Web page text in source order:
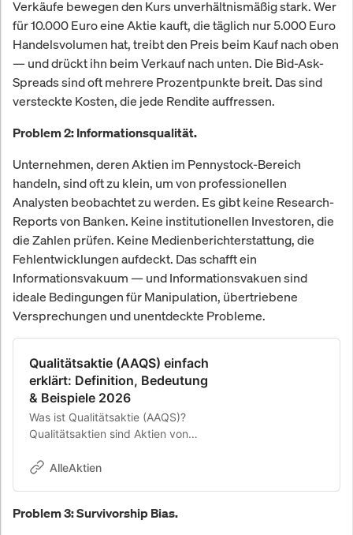
Verkäufe bewegen den Kurs unverhältnismäßig stark. Wer
für 10.000 Euro eine Aktie kauft, die täglich nur 5.000 Euro
Handelsvolumen hat, treibt den Preis beim Kauf nach oben
— und drückt ihn beim Verkauf nach unten. Die Bid-Ask-
Spreads sind oft mehrere Prozentpunkte breit. Das sind
versteckte Kosten, die jede Rendite auffressen.
Problem 2: Informationsqualität.
Unternehmen, deren Aktien im Pennystock-Bereich
handeln, sind oft zu klein, um von professionellen
Analysten beobachtet zu werden. Es gibt keine Research-
Reports von Banken. Keine institutionellen Investoren, die
die Zahlen prüfen. Keine Medienberichterstattung, die
Fehlentwicklungen aufdeckt. Das schafft ein
Informationsvakuum — und Informationsvakuen sind
ideale Bedingungen für Manipulation, übertriebene
Versprechungen und unentdeckte Probleme.
Qualitätsaktie (AAQS) einfach
erklärt: Definition, Bedeutung
& Beispiele 2026
Was ist Qualitätsaktie (AAQS)?
Qualitätsaktien sind Aktien von
die sich für eine langfristige Anlage
erklärt.
AlleAktien
Problem 3: Survivorship Bias.